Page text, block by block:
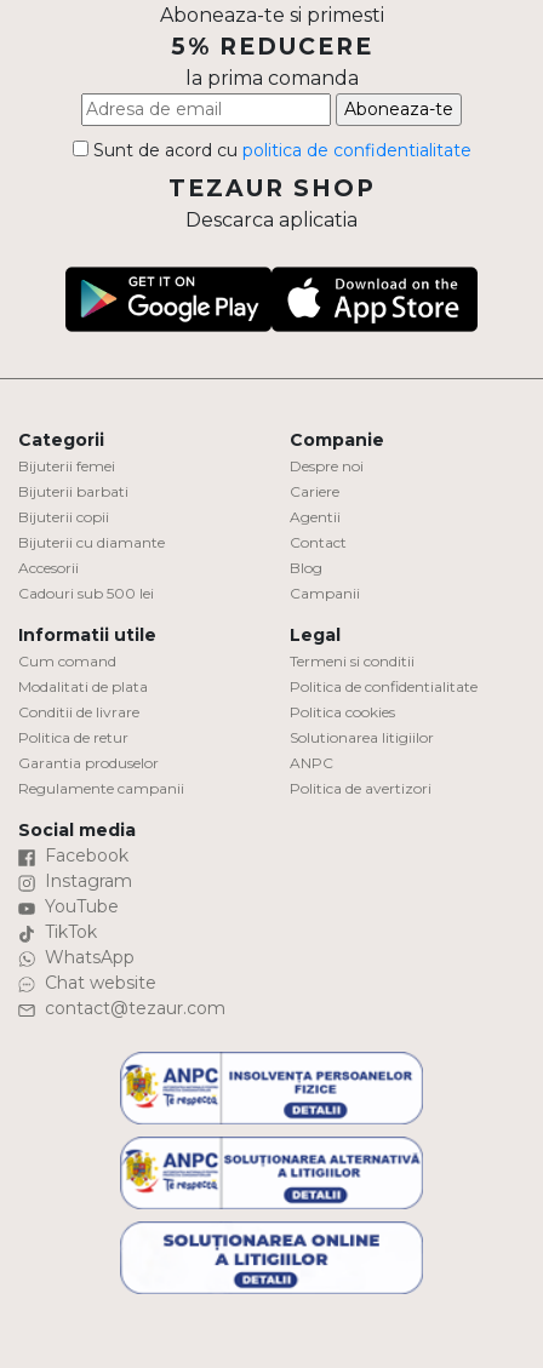
Aboneaza-te si primesti
5% REDUCERE
la prima comanda
Aboneaza-te
Sunt de acord cu politica de confidentialitate
TEZAUR SHOP
Descarca aplicatia
Categorii
Bijuterii femei
Bijuterii barbati
Bijuterii copii
Bijuterii cu diamante
Accesorii
Cadouri sub 500 lei
Companie
Despre noi
Cariere
Agentii
Contact
Blog
Campanii
Informatii utile
Cum comand
Modalitati de plata
Conditii de livrare
Politica de retur
Garantia produselor
Regulamente campanii
Legal
Termeni si conditii
Politica de confidentialitate
Politica cookies
Solutionarea litigiilor
ANPC
Politica de avertizori
Social media
Facebook
Instagram
YouTube
TikTok
WhatsApp
Chat website
contact@tezaur.com